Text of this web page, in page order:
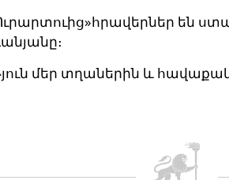
են
մեր տղաներին և